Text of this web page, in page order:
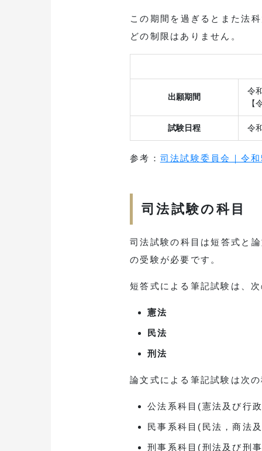
この期間を過ぎるとまた法
どの制限はありません。
出願期間
令
【
試験日程 令
参考： 司法試験委員会｜令
司法試験の科目
司法試験の科目は短答式と
の受験が必要です。
短答式による筆記試験は、
憲法
民法
刑法
論文式による筆記試験は次の
公法系科目(憲法及び行
民事系科目(民法，商法
刑事系科目(刑法及び刑